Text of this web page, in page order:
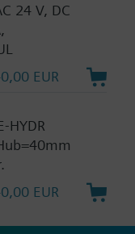
24 V, DC
EUR
HYDR
EUR